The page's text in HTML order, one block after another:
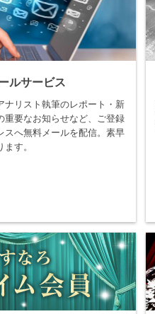
ルサービス
ナリスト執筆のレポート・新
重要なお知らせなど、ご登録
スへ無料メールを配信。素早
す。